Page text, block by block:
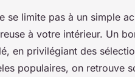
se limite pas à un simple
à votre intérieur. Un
en privilégiant des
populaires, on retrouve